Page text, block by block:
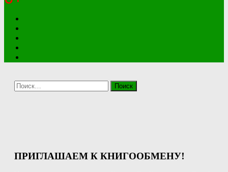
Найти:
ПРИГЛАШАЕМ К КНИГООБМЕНУ!